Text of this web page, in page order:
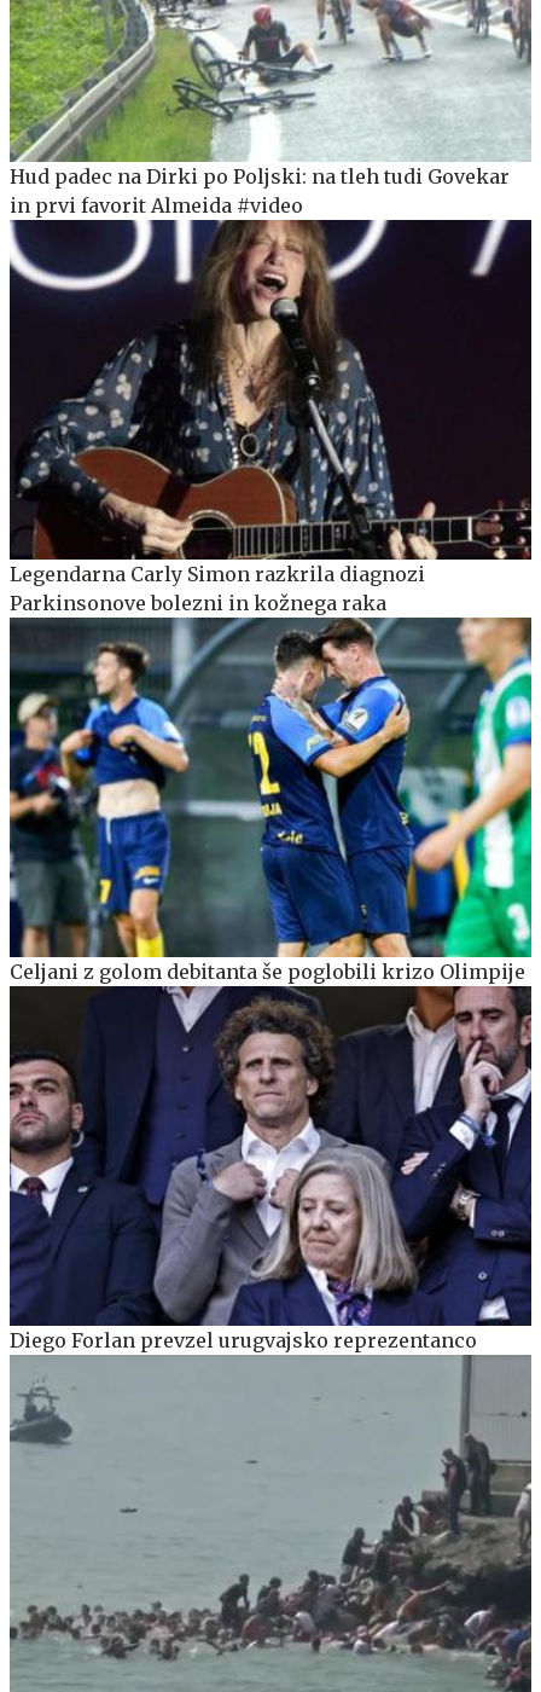
Hud padec na Dirki po Poljski: na tleh tudi Govekar
in prvi favorit Almeida #video
Legendarna Carly Simon razkrila diagnozi
Parkinsonove bolezni in kožnega raka
Celjani z golom debitanta še poglobili krizo Olimpije
Diego Forlan prevzel urugvajsko reprezentanco